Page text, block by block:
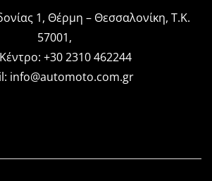
1, Θέρμη – Θεσσαλονίκη, Τ.Κ.
57001,
+30 2310 462244
info@automoto.com.gr